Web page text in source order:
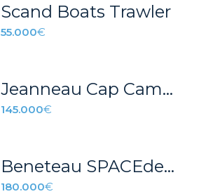
Scand Boats Trawler
55.000€
Jeanneau Cap Camarat 9.0 CC
145.000€
Beneteau SPACEdeck
180.000€